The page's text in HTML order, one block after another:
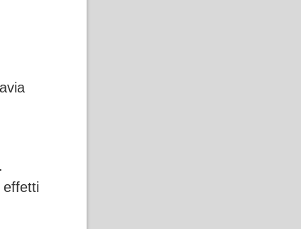
effetti